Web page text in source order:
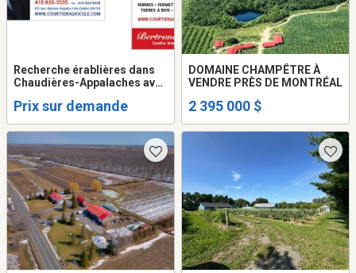
Recherche érablières dans
Chaudières-Appalaches avec
pour acheteurs
Prix sur demande
DOMAINE CHAMPÊTRE À
VENDRE PRÈS DE MONTRÉAL
2 395 000 $